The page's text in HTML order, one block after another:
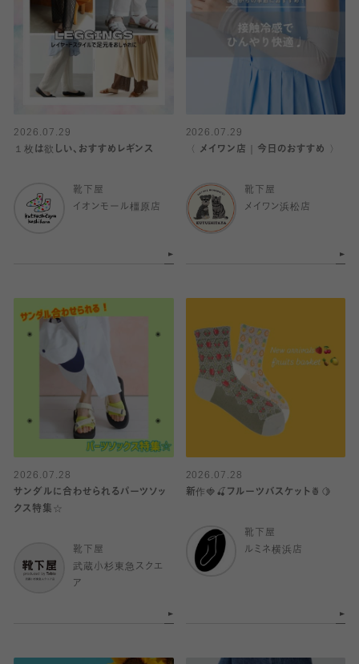
2026.07.29
１枚は欲しい、おすすめレギンス
靴下屋
イオンモール橿原店
2026.07.29
〈 メイワン店｜今日のおすすめ 〉
靴下屋
メイワン浜松店
2026.07.28
サンダルに合わせられるパーツソッ
クス特集☆
靴下屋
武蔵小杉東急スクエ
ア
2026.07.28
新作🍓🍒フルーツバスケット🍍🍋
靴下屋
ルミネ横浜店